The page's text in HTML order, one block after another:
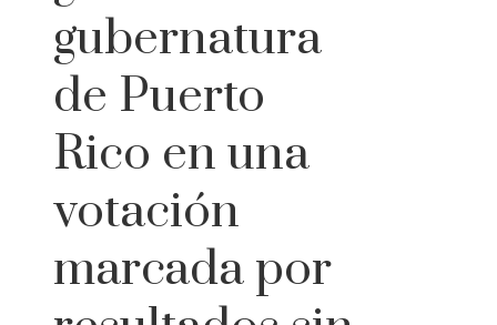
gubernatura
de Puerto
Rico en una
votación
marcada por